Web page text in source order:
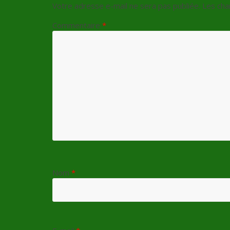
Votre adresse e-mail ne sera pas publiée. Les
Commentaire *
Nom *